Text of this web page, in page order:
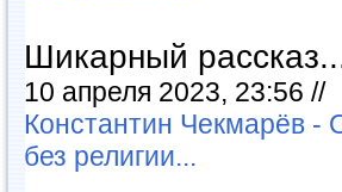
Шикарный
10 апреля 2023, 23:56 //
Константин Чекмарёв -
без религии...